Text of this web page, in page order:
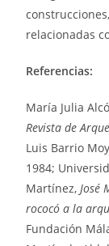
relacionadas
Referencias:
María Julia
Revista de
Luis Barrio
1984;
Martínez, José
rococó a la
Fundación